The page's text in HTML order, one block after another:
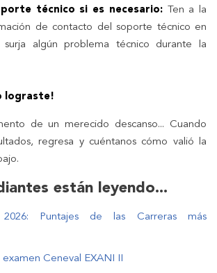
técnico si es necesario:Ten a la
de contacto del soporte técnico en
algún problema técnico durante la
lograste!
de un merecido descanso... Cuando
regresa y cuéntanos cómo valió la
están leyendo...
Puntajes de las Carreras más
Ceneval EXANI II